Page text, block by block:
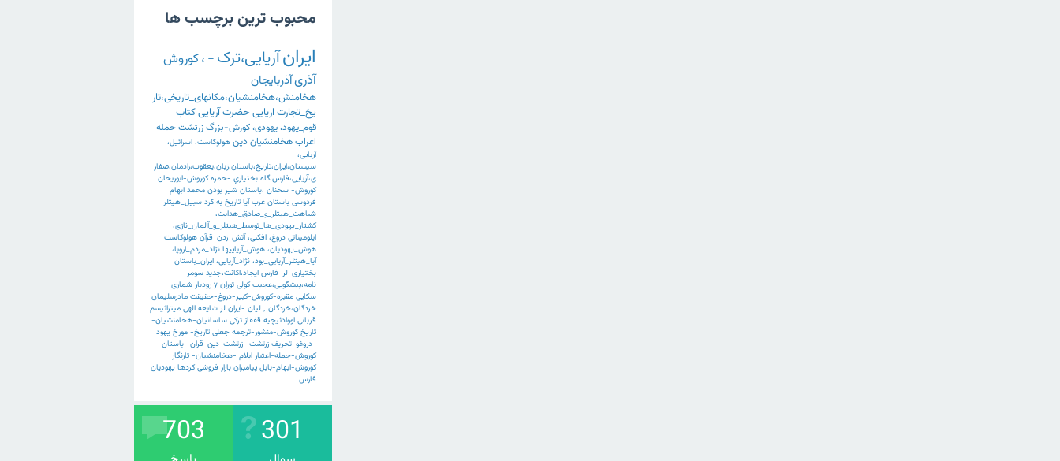
محبوب ترین برچسب ها
ایرانآریایی،ترک-،کوروش
آذریآذربایجان
هخامنش،هخامنشیان،مکانهای_تاریخی،تار
یخ_تجارت اریایی حضرتآریاییکتاب
قوم_یهود،یهودی،کورش-بزرگزرتشتحمله
اعرابهخامنشیان دین هولوکاست، اسرائیل،
آریایی،
سیستان،ایران،تاریخ،باستان،زبان،یعقوب،رادمان،صفار
ی،آریایی،فارس،گاه بختياري -حمزه کوروش-ابوریحان
کوروش- سخنان ،باستان شیر بودن محمد ابهام
فردوسی باستان عرب آیا تاریخ به کرد سبیل_هیتلر
شباهت_هیتلر_و_صادق_هدایت،
کشتار_یهودی_ها_توسط_هیتلر_و_آلمان_نازی،
ایلومیناتی دروغ، افکنی، آتش_زدن_قرآن هولوکاست
هوش_یهودیان، هوش_آریاییها نژاد_مردم_اروپا،
آیا_هیتلر_آریایی_بود، نژاد_آریایی، ایران_باستان
بختیاری-لر-فارس ایجاد،اکانت،جدید سومر
نامه،پیشگویی،عجیب کولی توران y رودبار شماری
سکایی مقبره-کوروش-کبیر-دروغ-حقیقت مادرسلیمان
خردگان،خردگان ٬ لیان -ایران لر شایعه الهی میترائیسم
قربانی اووادئیچیه قفقاز ترکی ساسانیان-هخامنشیان-
تاریخ کوروش-منشور-ترجمه جعلی تاریخ- مورخ یهود
-دروغو-تحریف زرتشت- زرتشت-دین-قران -باستان
کوروش-جمله-اعتبار ایلام -هخامنشیان- تارنگار
کوروش-ابهام-بابل پیامبران بازار فروشی کردها یهودیان
فارس
301
703